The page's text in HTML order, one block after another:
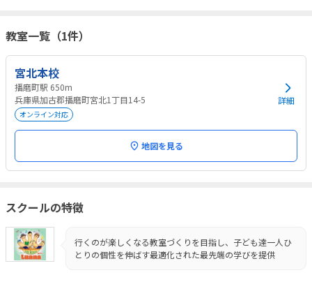
教室一覧（1件）
宮北本校
播磨町駅 650m
兵庫県加古郡播磨町宮北1丁目14-5
オンライン対応
詳細
地図を見る
スクールの特徴
行くのが楽しくなる教室づくりを目指し、子ども達一人ひ
とりの個性を伸ばす最適化された最先端の学びを提供